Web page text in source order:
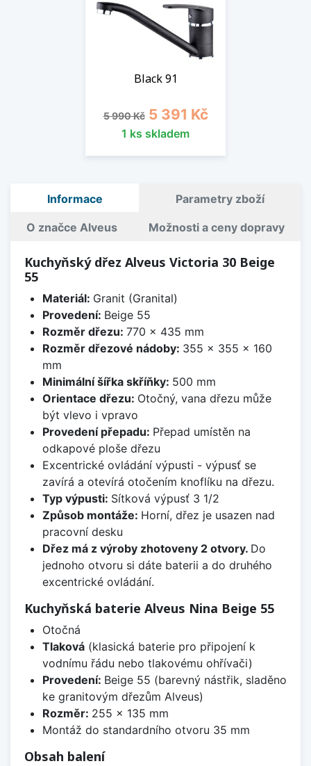
Black 91
Běžná cena
5 990 Kč Cena
5 391 Kč
1 ks skladem
Informace Parametry zboží
O značce Alveus Možnosti a ceny dopravy
Kuchyňský dřez Alveus Victoria 30 Beige
55
Materiál: Granit (Granital)
Provedení: Beige 55
Rozměr dřezu: 770 x 435 mm
Rozměr dřezové nádoby: 355 x 355 x 160
mm
Minimální šířka skříňky: 500 mm
Orientace dřezu: Otočný, vana dřezu může
být vlevo i vpravo
Provedení přepadu: Přepad umístěn na
odkapové ploše dřezu
Excentrické ovládání výpusti - výpusť se
zavírá a otevírá otočením knoflíku na dřezu.
Typ výpusti: Sítková výpusť 3 1/2
Způsob montáže: Horní, dřez je usazen nad
pracovní desku
Dřez má z výroby zhotoveny 2 otvory. Do
jednoho otvoru si dáte baterii a do druhého
excentrické ovládání.
Kuchyňská baterie Alveus Nina Beige 55
Otočná
Tlaková(klasická baterie pro připojení k
vodnímu řádu nebo tlakovému ohřívači)
Provedení: Beige 55 (barevný nástřik, sladěno
ke granitovým dřezům Alveus)
Rozměr: 255 x 135 mm
Montáž do standardního otvoru 35 mm
Obsah balení